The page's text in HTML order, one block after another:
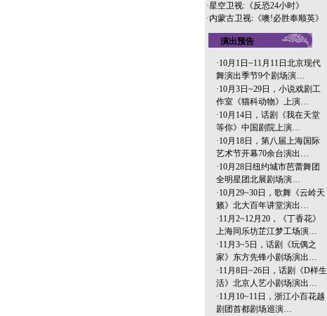
·星空卫视:《反恐24小时》
·内蒙古卫视:《噢!必胜奉顺英》
演出预告
·10月1日~11月11日北京现代
舞演出季节9个剧场演…
·10月3日~29日，小说戏剧工
作室《猫科动物》上演…
·10月14日，话剧《我在天堂
等你》中国剧院上演…
·10月18日，第八届上海国际
艺术节开幕70余台演出…
·10月28日纽约城市芭蕾舞团
全明星团北展剧场演…
·10月29~30日，歌舞《云岭天
籁》北大百年讲堂演出…
·11月2~12月20，《丁香花》
上海同乐坊芷江梦工场演…
·11月3~5日，话剧《玩偶之
家》东方先锋小剧场演出…
·11月8日~26日，话剧《D样生
活》北京人艺小剧场演出…
·11月10~11日，浙江小百花越
剧团首都剧场巡演…